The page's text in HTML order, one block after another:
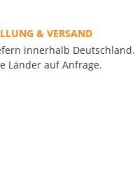
& VERSAND
innerhalb Deutschland.
Länder auf Anfrage.